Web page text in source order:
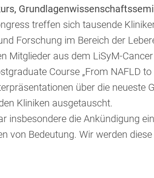
treffen sich tausende
Forschung im Bereich der
Mitglieder aus dem LiSyM-
Course „From NAFLD
über die neueste
Kliniken ausgetauscht.
insbesondere die Ankündigung
von Bedeutung. Wir werden